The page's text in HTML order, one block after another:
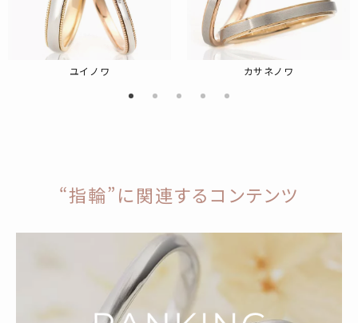
ユイノワ カサネノワ
“指輪”に関連するコンテンツ